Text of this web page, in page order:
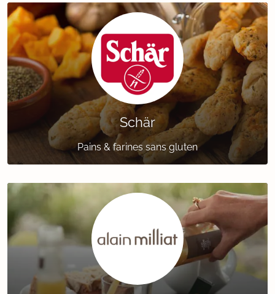
Schär
Pains & farines sans gluten